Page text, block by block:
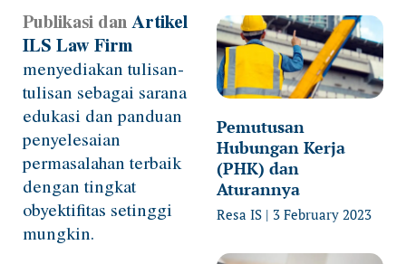
Publikasi danArtikel
ILS Law Firm
menyediakan tulisan-
tulisan sebagai sarana
edukasi dan panduan
penyelesaian
permasalahan terbaik
dengan tingkat
obyektifitas setinggi
mungkin.
Pemutusan
Hubungan Kerja
(PHK) dan
Aturannya
Resa IS 3 February 2023
PagePagePagePagePage